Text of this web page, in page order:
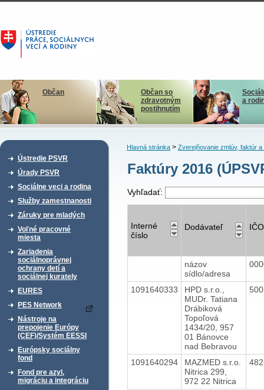
Občan
Občan so
zdravotným
postihnutím
a
Ústredie PSVR
Úrady PSVR
Sociálne veci a rodina
Služby zamestnanosti
Záruky pre mladých
Voľné pracovné
miesta
Zariadenia
sociálnoprávnej
ochrany detí a
sociálnej kurately
EURES
PES Network
Nástroje na
prepojenie Európy
(CEF)/Systém EESSI
Európsky sociálny
fond
Fond pre azyl,
migráciu a integráciu
Hlavná stránka> Zverejňovanie zmlúv, faktúr a
Faktúry 2016
Vyhľadať:
Interné
číslo
Dodávateľ IČO
názov
sídlo/adresa
1091640333
HPD s.r.o.,
MUDr. Tatiana
Drábiková
Topoľová
1434/20, 957
01 Bánovce
nad Bebravou
1091640294
MAZMED s.r.o.
Nitrica 299,
972 22 Nitrica